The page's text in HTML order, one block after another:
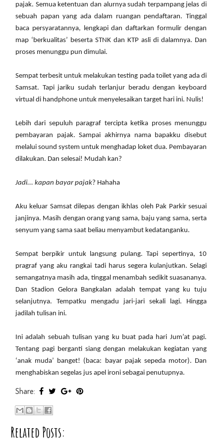
pajak. Semua ketentuan dan alurnya sudah terpampang jelas di
sebuah papan yang ada dalam ruangan pendaftaran. Tinggal
baca persyaratannya, lengkapi dan daftarkan formulir dengan
map ‘berkualitas’ beserta STNK dan KTP asli di dalamnya. Dan
proses menunggu pun dimulai.
Sempat terbesit untuk melakukan testing pada toilet yang ada di
Samsat. Tapi jariku sudah terlanjur beradu dengan keyboard
virtual di handphone untuk menyelesaikan target hari ini. Nulis!
Lebih dari sepuluh paragraf tercipta ketika proses menunggu
pembayaran pajak. Sampai akhirnya nama bapakku disebut
melalui sound system untuk menghadap loket dua. Pembayaran
dilakukan. Dan selesai! Mudah kan?
Jadi... kapan bayar pajak? Hahaha
Aku keluar Samsat dilepas dengan ikhlas oleh Pak Parkir sesuai
janjinya. Masih dengan orang yang sama, baju yang sama, serta
senyum yang sama saat beliau menyambut kedatanganku.
Sempat berpikir untuk langsung pulang. Tapi sepertinya, 10
pragraf yang aku rangkai tadi harus segera kulanjutkan. Selagi
semangatnya masih ada, tinggal menambah sedikit suasananya.
Dan Stadion Gelora Bangkalan adalah tempat yang ku tuju
selanjutnya. Tempatku mengadu jari-jari sekali lagi. Hingga
jadilah tulisan ini.
Ini adalah sebuah tulisan yang ku buat pada hari Jum’at pagi.
Tentang pagi berganti siang dengan melakukan kegiatan yang
‘anak muda’ banget! (baca: bayar pajak sepeda motor). Dan
menghabiskan segelas jus apel ironi sebagai penutupnya.
Share:
Related Posts: